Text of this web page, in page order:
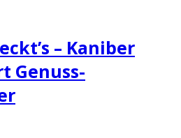
– Kaniber
Genuss-